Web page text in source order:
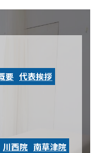
要 代表挨拶
川西院 南草津院